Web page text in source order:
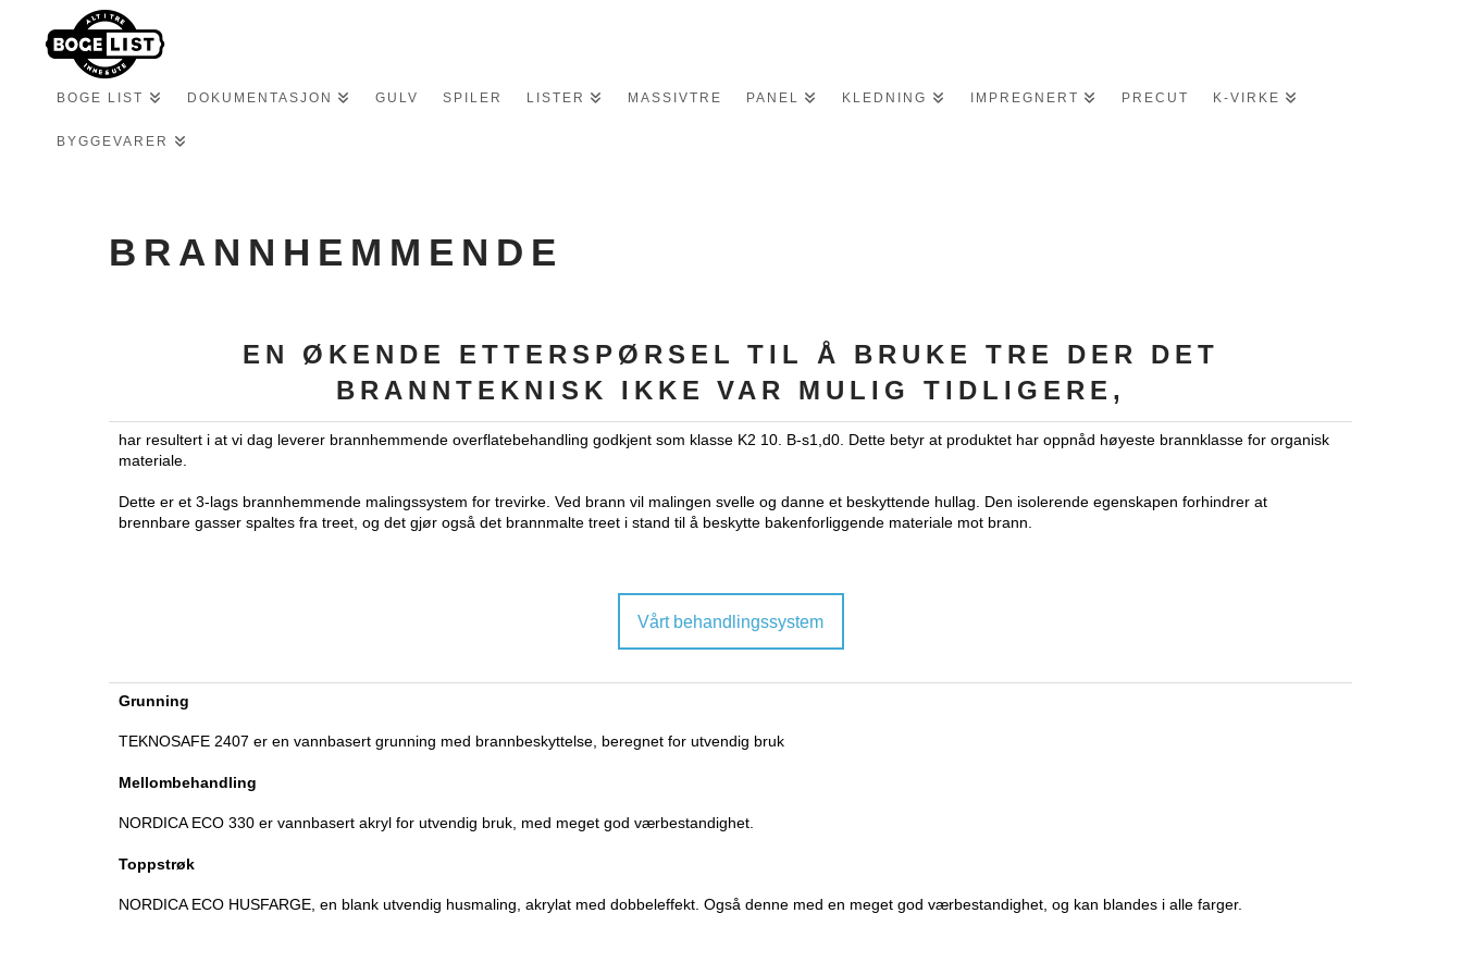
BOGE LIST DOKUMENTASJON GULV SPILER LISTER MASSIVTRE PANEL KLEDNING IMPREGNERT PRECUT K-VIRKE
BYGGEVARER
BRANNHEMMENDE
EN ØKENDE ETTERSPØRSEL TIL Å BRUKE TRE DER DET
BRANNTEKNISK IKKE VAR MULIG TIDLIGERE,
har resultert i at vi dag leverer brannhemmende overflatebehandling godkjent som klasse K2 10. B-s1,d0. Dette betyr at produktet har oppnåd høyeste brannklasse for organisk
materiale.
Dette er et 3-lags brannhemmende malingssystem for trevirke. Ved brann vil malingen svelle og danne et beskyttende hullag. Den isolerende egenskapen forhindrer at
brennbare gasser spaltes fra treet, og det gjør også det brannmalte treet i stand til å beskytte bakenforliggende materiale mot brann.
Vårt behandlingssystem
Grunning
TEKNOSAFE 2407 er en vannbasert grunning med brannbeskyttelse, beregnet for utvendig bruk
Mellombehandling
NORDICA ECO 330 er vannbasert akryl for utvendig bruk, med meget god værbestandighet.
Toppstrøk
NORDICA ECO HUSFARGE, en blank utvendig husmaling, akrylat med dobbeleffekt. Også denne med en meget god værbestandighet, og kan blandes i alle farger.